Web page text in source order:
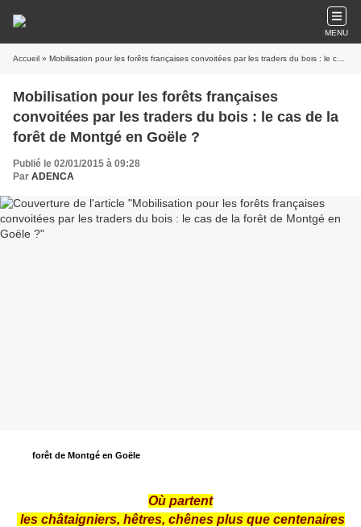
MENU
Accueil » Mobilisation pour les forêts françaises convoitées par les traders du bois : le cas de la forêt de Montgé en Goële ?
Mobilisation pour les forêts françaises
convoitées par les traders du bois : le cas de la
forêt de Montgé en Goële ?
Publié le 02/01/2015 à 09:28
Par ADENCA
forêt de Montgé en Goële
Où partent
les châtaigniers, hêtres, chênes plus que centenaires